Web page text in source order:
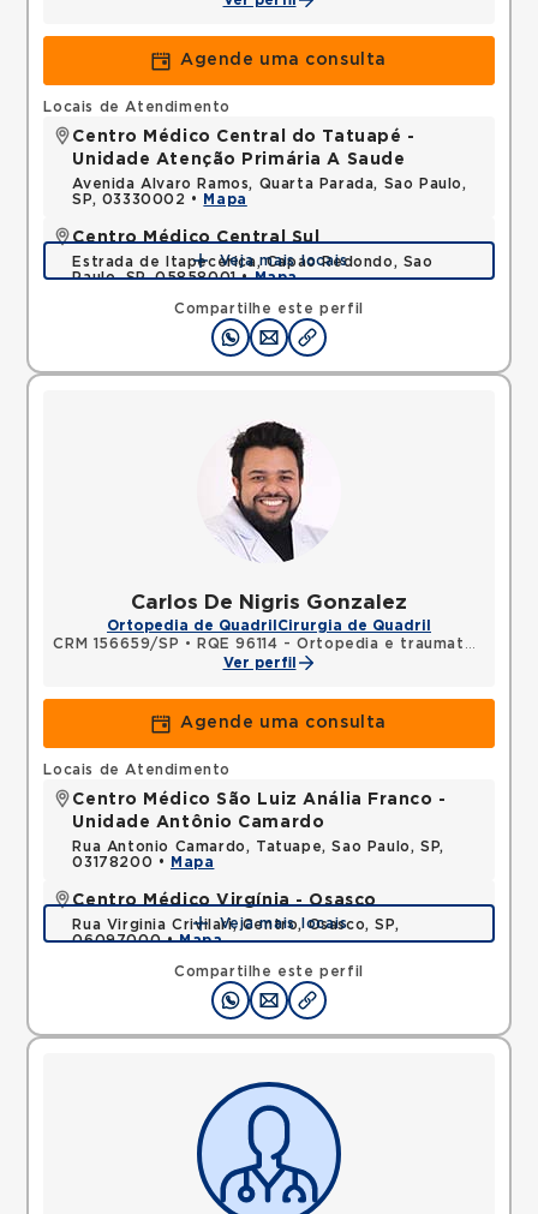
Agende uma consulta
Compartilhe este perfil
Locais de Atendimento
Centro Médico Central do Tatuapé -
Unidade Atenção Primária A Saude
Avenida Alvaro Ramos, Quarta Parada, Sao Paulo,
SP, 03330002 •
Mapa
Centro Médico Central Sul
Estrada de Itapecerica, Capao Redondo, Sao
Paulo, SP, 05858001 •Mapa
Veja mais locais
Carlos De Nigris Gonzalez
Ortopedia de Quadril Cirurgia de Quadril
CRM 156659/SP •
RQE 96114 - Ortopedia e traumatologia
Ver perfil
Agende uma consulta
Compartilhe este perfil
Locais de Atendimento
Centro Médico São Luiz Anália Franco -
Unidade Antônio Camardo
Rua Antonio Camardo, Tatuape, Sao Paulo, SP,
03178200 •
Mapa
Centro Médico Virgínia - Osasco
Rua Virginia Crivilari, Centro, Osasco, SP,
06097000 •Mapa
Veja mais locais